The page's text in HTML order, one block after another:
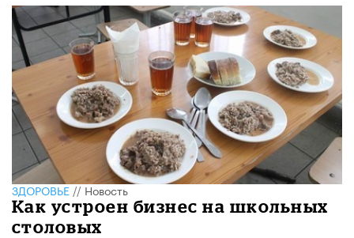
ЗДОРОВЬЕ//Новость
Как устроен бизнес на школьных
столовых